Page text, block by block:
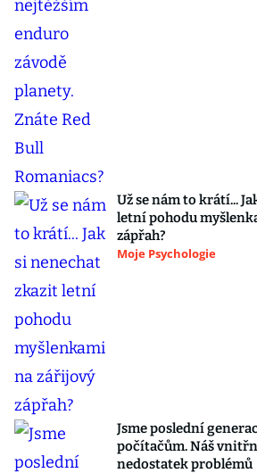
Už se nám to krátí...
letní pohodu
zápřah?
Moje Psychologie
Jsme poslední
počítačům. Náš
nedostatek problémů